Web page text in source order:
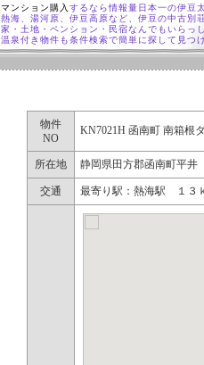
マンション購入 するなら情報量日本一の伊豆
熱海、湯河原、伊豆高原など、伊豆の中古別
家・土地・ペンション・民宿なんでもいらっ
温泉付き物件も条件検索で簡単に探して見つ
物件
NO
KN7021H 函南町 南箱根
所在地 静岡県田方郡函南町平井
交通 最寄り駅：熱海駅 １